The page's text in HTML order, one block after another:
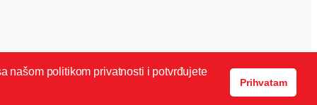
našom politikom privatnosti i potvrđujete
Prihvatam